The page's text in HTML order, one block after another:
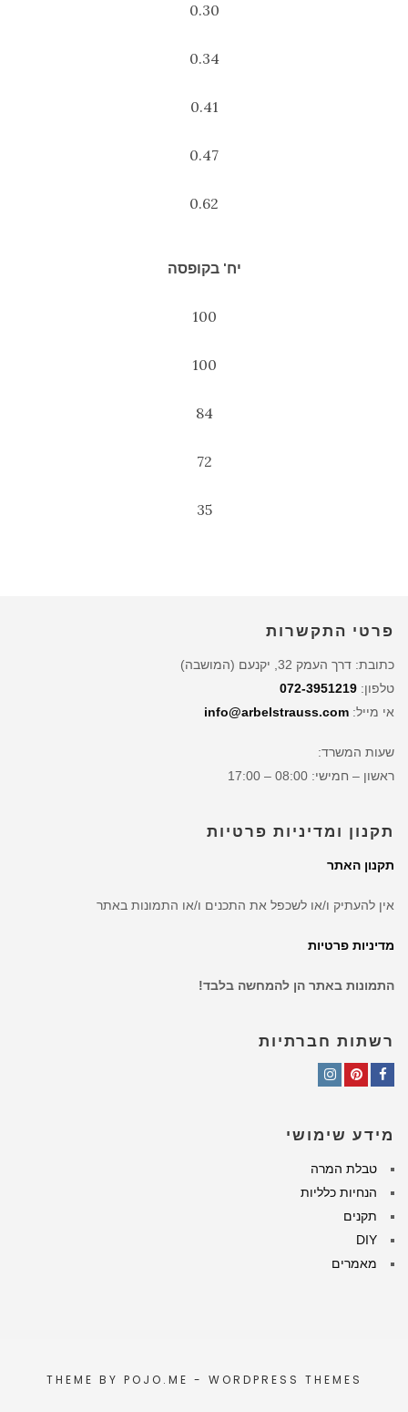
0.30
0.34
0.41
0.47
0.62
יח' בקופסה
100
100
84
72
35
פרטי התקשרות
כתובת: דרך העמק 32, יקנעם (המושבה)
טלפון: 072-3951219
אי מייל: info@arbelstrauss.com
שעות המשרד:
ראשון – חמישי: 08:00 – 17:00
תקנון ומדיניות פרטיות
תקנון האתר
אין להעתיק ו/או לשכפל את התכנים ו/או התמונות באתר
מדיניות פרטיות
התמונות באתר הן להמחשה בלבד!
רשתות חברתיות
מידע שימושי
טבלת המרה
הנחיות כלליות
תקנים
DIY
מאמרים
THEME BY POJO.ME - WORDPRESS THEMES